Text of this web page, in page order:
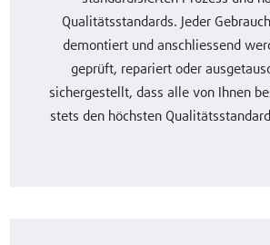
Qualitätsstandards. Jeder
demontiert und anschliessend
geprüft, repariert oder
sichergestellt, dass alle von Ihnen
stets den höchsten